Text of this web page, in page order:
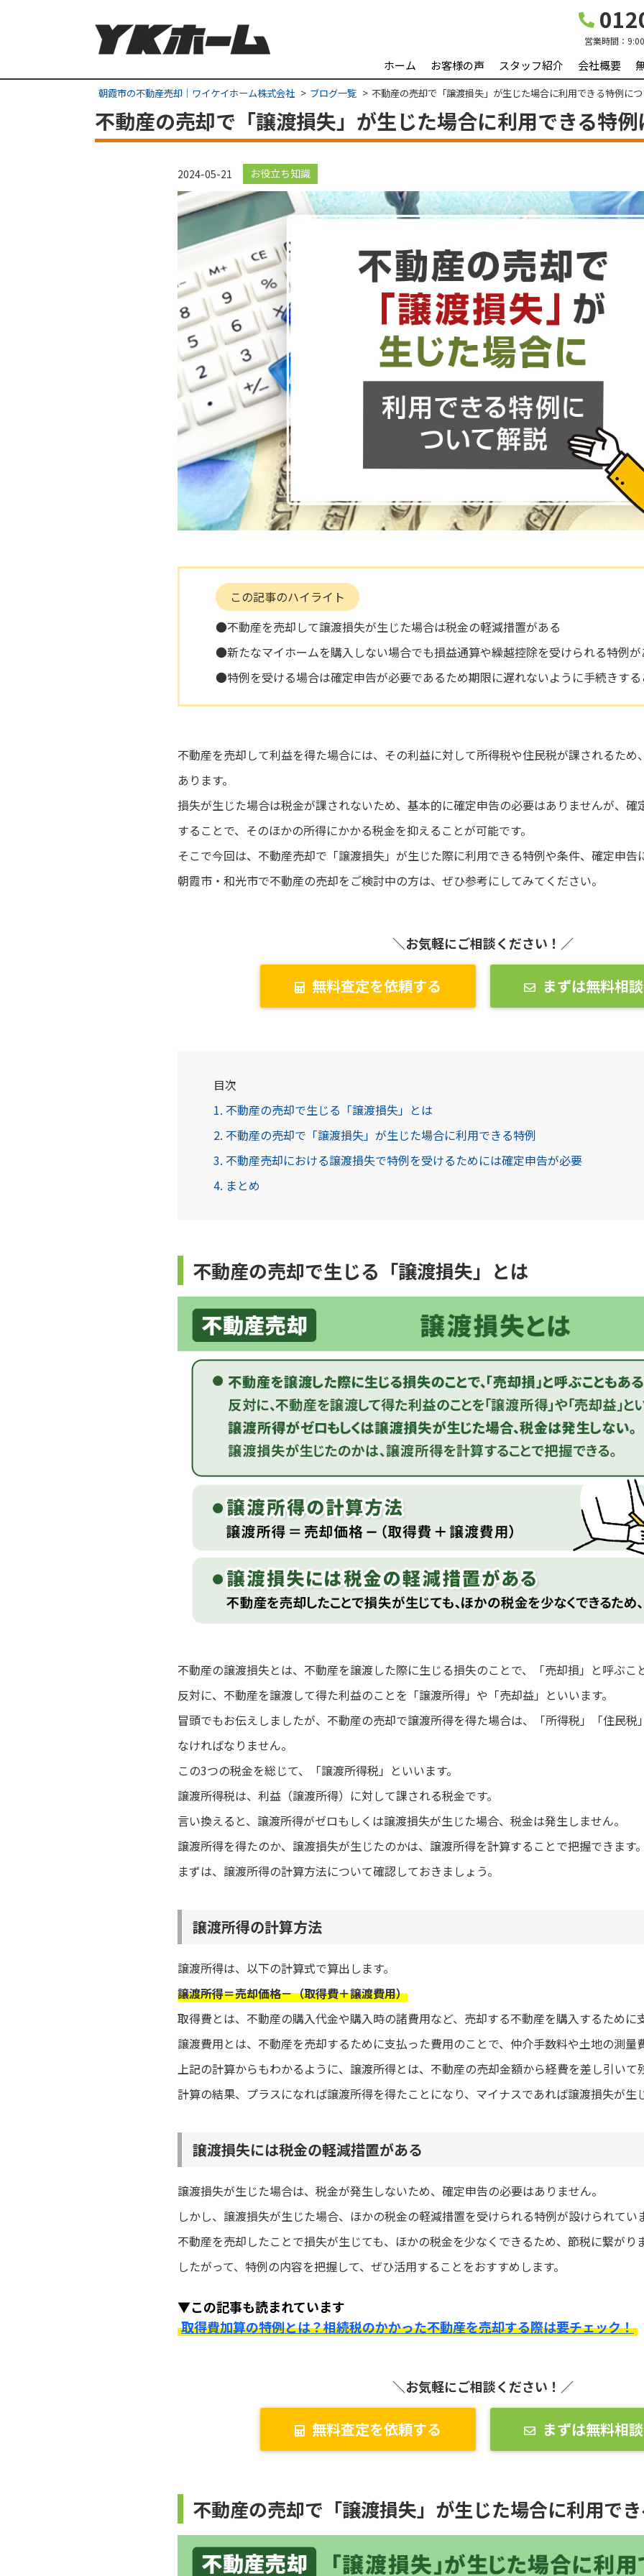
営業時間：
ホーム お客様の声 スタッフ紹介 会社概要
朝霞市の不動産売却｜ワイケイホーム株式会社 ブログ一覧 不動産の売却で「譲渡損失」が生じた場合に利用できる特例に
不動産の売却で「譲渡損失」が生じた場合に利用できる特
2024-05-21 お役立ち知識
この記事のハイライト
●不動産を売却して譲渡損失が生じた場合は税金の軽減措置がある
●新たなマイホームを購入しない場合でも損益通算や繰越控除を受けられる特例
●特例を受ける場合は確定申告が必要であるため期限に遅れないように手続きす
不動産を売却して利益を得た場合には、その利益に対して所得税や住民税が課されるた
あります。
損失が生じた場合は税金が課されないため、基本的に確定申告の必要はありませんが、確
することで、そのほかの所得にかかる税金を抑えることが可能です。
そこで今回は、不動産売却で「譲渡損失」が生じた際に利用できる特例や条件、確定申告
朝霞市・和光市で不動産の売却をご検討中の方は、ぜひ参考にしてみてください。
＼お気軽にご相談ください！／
無料査定を依頼する まずは無料相
目次
1. 不動産の売却で生じる「譲渡損失」とは
2. 不動産の売却で「譲渡損失」が生じた場合に利用できる特例
3. 不動産売却における譲渡損失で特例を受けるためには確定申告が必要
4. まとめ
不動産の売却で生じる「譲渡損失」とは
不動産の譲渡損失とは、不動産を譲渡した際に生じる損失のことで、「売却損」と呼ぶこ
反対に、不動産を譲渡して得た利益のことを「譲渡所得」や「売却益」といいます。
冒頭でもお伝えしましたが、不動産の売却で譲渡所得を得た場合は、「所得税」「住民
なければなりません。
この3つの税金を総じて、「譲渡所得税」といいます。
譲渡所得税は、利益（譲渡所得）に対して課される税金です。
言い換えると、譲渡所得がゼロもしくは譲渡損失が生じた場合、税金は発生しません。
譲渡所得を得たのか、譲渡損失が生じたのかは、譲渡所得を計算することで把握できます
まずは、譲渡所得の計算方法について確認しておきましょう。
譲渡所得の計算方法
譲渡所得は、以下の計算式で算出します。
譲渡所得＝売却価格－（取得費＋譲渡費用）
取得費とは、不動産の購入代金や購入時の諸費用など、売却する不動産を購入するために
譲渡費用とは、不動産を売却するために支払った費用のことで、仲介手数料や土地の測量
上記の計算からもわかるように、譲渡所得とは、不動産の売却金額から経費を差し引いて
計算の結果、プラスになれば譲渡所得を得たことになり、マイナスであれば譲渡損失が生
譲渡損失には税金の軽減措置がある
譲渡損失が生じた場合は、税金が発生しないため、確定申告の必要はありません。
しかし、譲渡損失が生じた場合、ほかの税金の軽減措置を受けられる特例が設けられてい
不動産を売却したことで損失が生じても、ほかの税金を少なくできるため、節税に繋がり
したがって、特例の内容を把握して、ぜひ活用することをおすすめします。
▼この記事も読まれています
取得費加算の特例とは？相続税のかかった不動産を売却する際は要チェック！
＼お気軽にご相談ください！／
無料査定を依頼する まずは無料相
不動産の売却で「譲渡損失」が生じた場合に利用で